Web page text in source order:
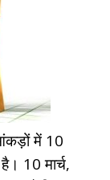
में 10
10 मार्च,